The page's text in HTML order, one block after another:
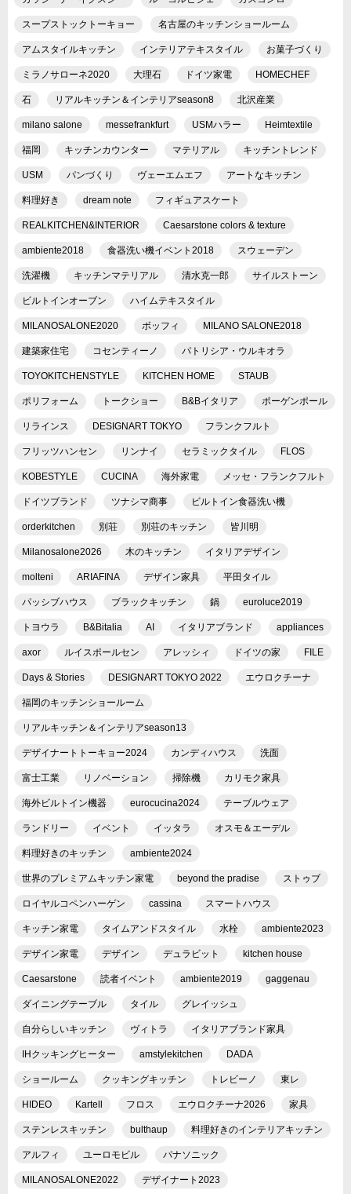
スープストックトーキョー 名古屋のキッチンショールーム
アムスタイルキッチン インテリアテキスタイル お菓子づくり
ミラノサローネ2020 大理石 ドイツ家電 HOMECHEF
石 リアルキッチン＆インテリアseason8 北沢産業
milano salone messefrankfurt USMハラー Heimtextile
福岡 キッチンカウンター マテリアル キッチントレンド
USM パンづくり ヴェーエムエフ アートなキッチン
料理好き dream note フィギュアスケート
REALKITCHEN&INTERIOR Caesarstone colors & texture
ambiente2018 食器洗い機イベント2018 スウェーデン
洗濯機 キッチンマテリアル 清水克一郎 サイルストーン
ビルトインオーブン ハイムテキスタイル
MILANOSALONE2020 ボッフィ MILANO SALONE2018
建築家住宅 コセンティーノ パトリシア・ウルキオラ
TOYOKITCHENSTYLE KITCHEN HOME STAUB
ポリフォーム トークショー B&Bイタリア ポーゲンポール
リラインス DESIGNART TOKYO フランクフルト
フリッツハンセン リンナイ セラミックタイル FLOS
KOBESTYLE CUCINA 海外家電 メッセ・フランクフルト
ドイツブランド ツナシマ商事 ビルトイン食器洗い機
orderkitchen 別荘 別荘のキッチン 皆川明
Milanosalone2026 木のキッチン イタリアデザイン
molteni ARIAFINA デザイン家具 平田タイル
パッシブハウス ブラックキッチン 鍋 euroluce2019
トヨウラ B&Bitalia AI イタリアブランド appliances
axor ルイスポールセン アレッシィ ドイツの家 FILE
Days & Stories DESIGNART TOKYO 2022 エウロクチーナ
福岡のキッチンショールーム
リアルキッチン＆インテリアseason13
デザイナートトーキョー2024 カンディハウス 洗面
富士工業 リノベーション 掃除機 カリモク家具
海外ビルトイン機器 eurocucina2024 テーブルウェア
ランドリー イベント イッタラ オスモ＆エーデル
料理好きのキッチン ambiente2024
世界のプレミアムキッチン家電 beyond the pradise ストゥブ
ロイヤルコペンハーゲン cassina スマートハウス
キッチン家電 タイムアンドスタイル 水栓 ambiente2023
デザイン家電 デザイン デュラビット kitchen house
Caesarstone 読者イベント ambiente2019 gaggenau
ダイニングテーブル タイル グレイッシュ
自分らしいキッチン ヴィトラ イタリアブランド家具
IHクッキングヒーター amstylekitchen DADA
ショールーム クッキングキッチン トレビーノ 東レ
HIDEO Kartell フロス エウロクチーナ2026 家具
ステンレスキッチン bulthaup 料理好きのインテリアキッチン
アルフィ ユーロモビル パナソニック
MILANOSALONE2022 デザイナート2023